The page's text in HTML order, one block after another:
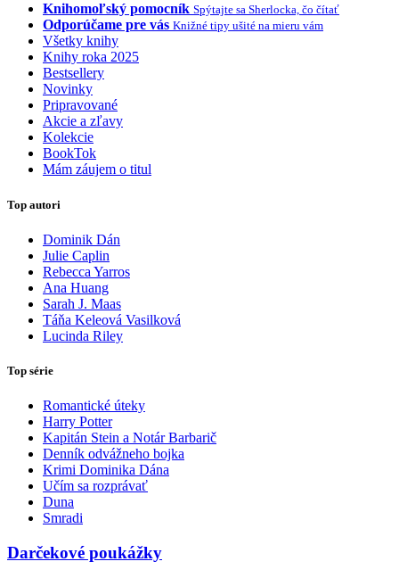
Knihomoľský pomocník Spýtajte sa Sherlocka, čo čítať
Odporúčame pre vás Knižné tipy ušité na mieru vám
Všetky knihy
Knihy roka 2025
Bestsellery
Novinky
Pripravované
Akcie a zľavy
Kolekcie
BookTok
Mám záujem o titul
Top autori
Dominik Dán
Julie Caplin
Rebecca Yarros
Ana Huang
Sarah J. Maas
Táňa Keleová Vasilková
Lucinda Riley
Top série
Romantické úteky
Harry Potter
Kapitán Stein a Notár Barbarič
Denník odvážneho bojka
Krimi Dominika Dána
Učím sa rozprávať
Duna
Smradi
Darčekové poukážky